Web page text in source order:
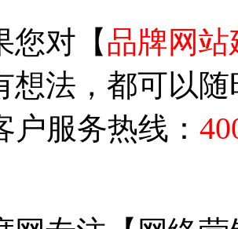
对【 品牌网站
想法，都可以
户服务热线：